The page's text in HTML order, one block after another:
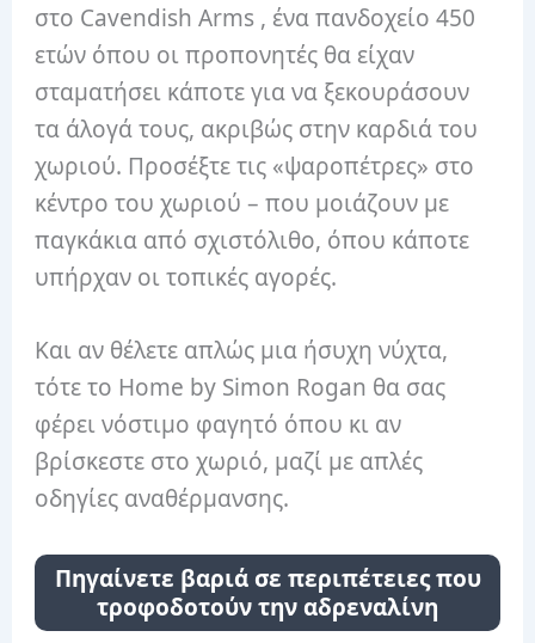
στο Cavendish Arms , ένα πανδοχείο 450
ετών όπου οι προπονητές θα είχαν
σταματήσει κάποτε για να ξεκουράσουν
τα άλογά τους, ακριβώς στην καρδιά του
χωριού. Προσέξτε τις «ψαροπέτρες» στο
κέντρο του χωριού – που μοιάζουν με
παγκάκια από σχιστόλιθο, όπου κάποτε
υπήρχαν οι τοπικές αγορές.
Και αν θέλετε απλώς μια ήσυχη νύχτα,
τότε το Home by Simon Rogan θα σας
φέρει νόστιμο φαγητό όπου κι αν
βρίσκεστε στο χωριό, μαζί με απλές
οδηγίες αναθέρμανσης.
Πηγαίνετε βαριά σε περιπέτειες που
τροφοδοτούν την αδρεναλίνη